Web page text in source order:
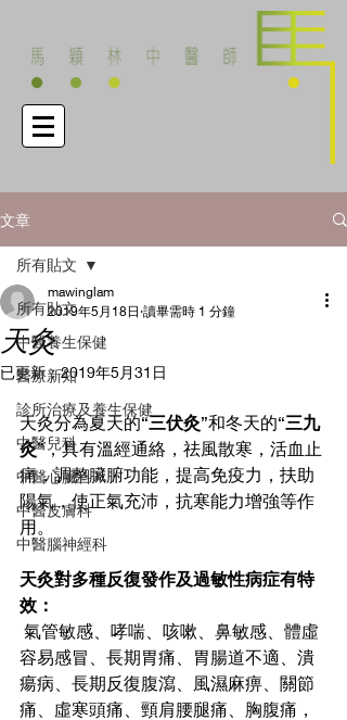
文章
所有貼文
中醫養生保健
醫療新知
診所治療及養生保健
中醫兒科
中醫心臟科
中醫皮膚科
中醫腦神經科
所有貼文
天灸
mawinglam
2019年5月18日 讀畢需時 1 分鐘
已更新：2019年5月31日
天灸分為夏天的“三伏灸”和冬天的“三九
灸”，具有溫經通絡，祛風散寒，活血止
痛，調整臟腑功能，提高免疫力，扶助
陽氣，使正氣充沛，抗寒能力增強等作
用。
天灸對多種反復發作及過敏性病症有特
效：
容易感冒、長期胃痛、胃腸道不適、潰
瘍病、長期反復腹瀉、風濕麻痹、關節
痛、虛寒頭痛、頸肩腰腿痛、胸腹痛，